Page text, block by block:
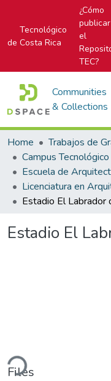
Tecnológico
de Costa Rica
¿Cómo
el
TEC?
Communities
& Collections
Home
Trabajos de
Estadio El
Files